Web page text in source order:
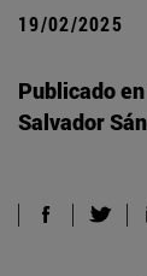
19/02/2025
Publicado en
Salvador